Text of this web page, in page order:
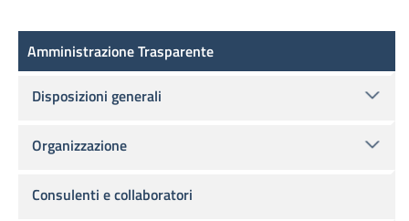
Amministrazione Trasparente
Amministrazione Trasparente
Disposizioni generali
Organizzazione
Consulenti e collaboratori